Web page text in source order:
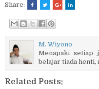
Share:
M. Wiyono
Menapaki setiap
belajar tiada henti,
Related Posts: